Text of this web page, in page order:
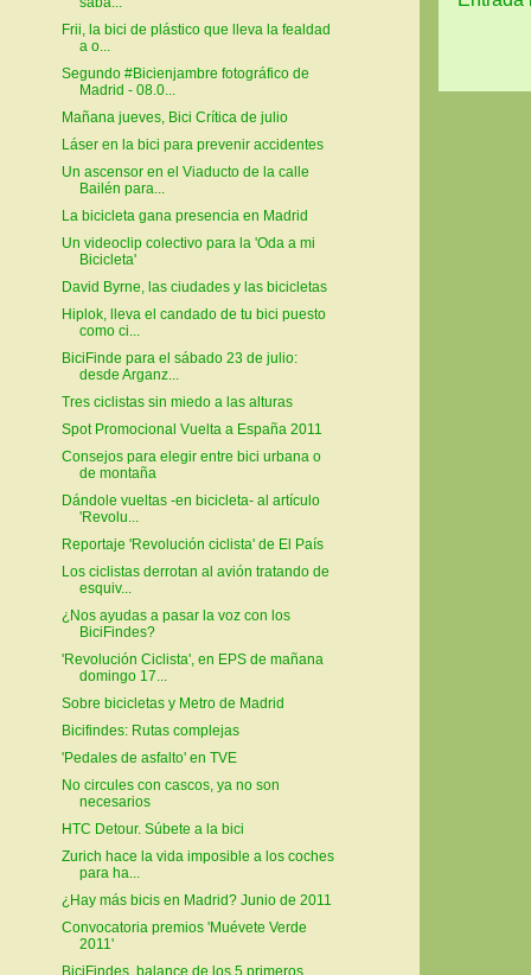
Frii, la bici de plástico que lleva la fealdad
a o...
Segundo #Bicienjambre fotográfico de
Madrid - 08.0...
Mañana jueves, Bici Crítica de julio
Láser en la bici para prevenir accidentes
Un ascensor en el Viaducto de la calle
Bailén para...
La bicicleta gana presencia en Madrid
Un videoclip colectivo para la 'Oda a mi
Bicicleta'
David Byrne, las ciudades y las bicicletas
Hiplok, lleva el candado de tu bici puesto
como ci...
BiciFinde para el sábado 23 de julio:
desde Arganz...
Tres ciclistas sin miedo a las alturas
Spot Promocional Vuelta a España 2011
Consejos para elegir entre bici urbana o
de montaña
Dándole vueltas -en bicicleta- al artículo
'Revolu...
Reportaje 'Revolución ciclista' de El País
Los ciclistas derrotan al avión tratando de
esquiv...
¿Nos ayudas a pasar la voz con los
BiciFindes?
'Revolución Ciclista', en EPS de mañana
domingo 17...
Sobre bicicletas y Metro de Madrid
Bicifindes: Rutas complejas
'Pedales de asfalto' en TVE
No circules con cascos, ya no son
necesarios
HTC Detour. Súbete a la bici
Zurich hace la vida imposible a los coches
para ha...
¿Hay más bicis en Madrid? Junio de 2011
Convocatoria premios 'Muévete Verde
2011'